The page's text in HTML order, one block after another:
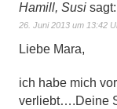
Hamill, Susi sagt:
26. Juni 2013 um 13:42
Liebe Mara,
ich habe mich
verliebt….Deine